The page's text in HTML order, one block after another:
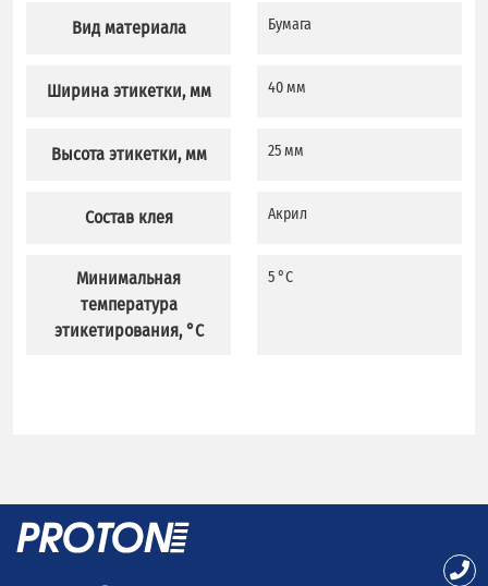
Вид материала
Ширина этикетки, мм
Высота этикетки, мм
Состав клея
Минимальная
температура
этикетирования, °C
Бумага
40 мм
25 мм
Акрил
5 °C